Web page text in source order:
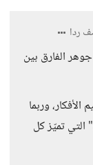
ردا
الفارق بين
وربما
التي تميّز كل